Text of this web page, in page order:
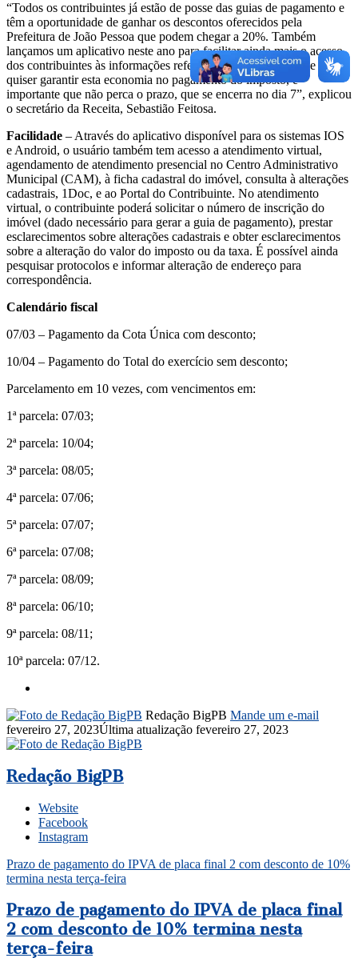
“Todos os contribuintes já estão de posse das guias de pagamento e
têm a oportunidade de ganhar os descontos oferecidos pela
Prefeitura de João Pessoa que podem chegar a 20%. Também
lançamos um aplicativo neste ano para facilitar ainda mais o acesso
dos contribuintes às informações referentes ao IPTU e TCR e quem
quiser garantir esta economia no pagamento do imposto, é
importante que não perca o prazo, que se encerra no dia 7”, explicou
o secretário da Receita, Sebastião Feitosa.
Facilidade – Através do aplicativo disponível para os sistemas IOS
e Android, o usuário também tem acesso a atendimento virtual,
agendamento de atendimento presencial no Centro Administrativo
Municipal (CAM), à ficha cadastral do imóvel, consulta à alterações
cadastrais, 1Doc, e ao Portal do Contribuinte. No atendimento
virtual, o contribuinte poderá solicitar o número de inscrição do
imóvel (dado necessário para gerar a guia de pagamento), prestar
esclarecimentos sobre alterações cadastrais e obter esclarecimentos
sobre a alteração do valor do imposto ou da taxa. É possível ainda
pesquisar protocolos e informar alteração de endereço para
correspondência.
Calendário fiscal
07/03 – Pagamento da Cota Única com desconto;
10/04 – Pagamento do Total do exercício sem desconto;
Parcelamento em 10 vezes, com vencimentos em:
1ª parcela: 07/03;
2ª parcela: 10/04;
3ª parcela: 08/05;
4ª parcela: 07/06;
5ª parcela: 07/07;
6ª parcela: 07/08;
7ª parcela: 08/09;
8ª parcela: 06/10;
9ª parcela: 08/11;
10ª parcela: 07/12.
Redação BigPB Mande um e-mail
fevereiro 27, 2023Última atualização fevereiro 27, 2023
Redação BigPB
Website
Facebook
Instagram
Prazo de pagamento do IPVA de placa final 2 com desconto de 10%
termina nesta terça-feira
Prazo de pagamento do IPVA de placa final
2 com desconto de 10% termina nesta
terça-feira